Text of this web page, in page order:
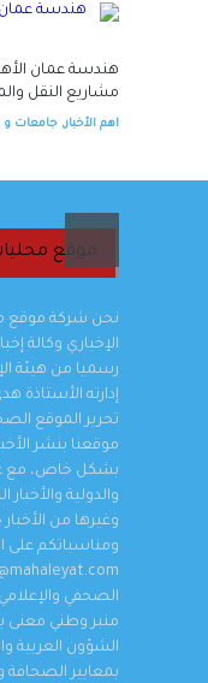
هندسة عمان
مشاريع النقل
اهم الأخبار, جامعات
موقع
نحن شركة موقع
الإخباري وكالة
إدارته الأستاذة
تحرير الموقع
موقعنا بنشر
بشكل خاص، مع عدم
والدولية والأخبار
وغيرها من
ومناسباتكم على
الصحفي
منبر وطني معنى
الشؤون العربية
بمعايير الصحافة